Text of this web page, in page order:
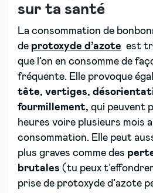
sur ta santé
La consommation de
de protoxyde d’azote est
que l’on en consomme de
fréquente. Elle provoque
tête, vertiges,
fourmillement, qui peuvent
heures voire plusieurs mois
consommation. Elle peut
plus graves comme des
brutales (tu peux
prise de protoxyde d’azote